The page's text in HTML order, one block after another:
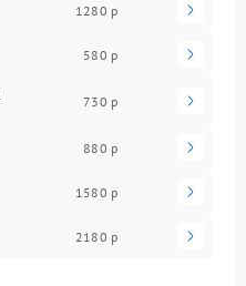
1280 р
580 р
730 р
880 р
1580 р
2180 р